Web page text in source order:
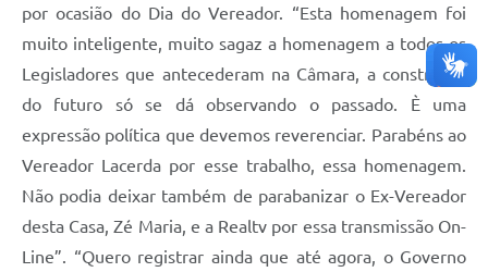
por ocasião do Dia do Vereador. “Esta homenagem foi
muito inteligente, muito sagaz a homenagem a todos os
Legisladores que antecederam na Câmara, a construção
do futuro só se dá observando o passado. È uma
expressão política que devemos reverenciar. Parabéns ao
Vereador Lacerda por esse trabalho, essa homenagem.
Não podia deixar também de parabanizar o Ex-Vereador
desta Casa, Zé Maria, e a Realtv por essa transmissão On-
Line”. “Quero registrar ainda que até agora, o Governo